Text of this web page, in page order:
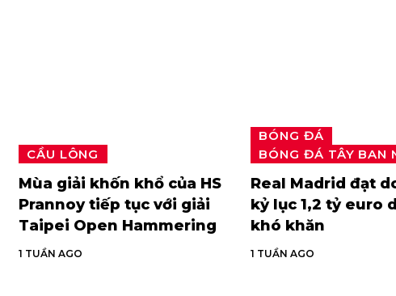
CẦU LÔNG
Mùa giải khốn khổ của HS
Prannoy tiếp tục với giải
Taipei Open Hammering
1 TUẦN AGO
BÓNG ĐÁ
BÓNG ĐÁ TÂY BAN
Real Madrid đạt
kỷ lục 1,2 tỷ euro
khó khăn
1 TUẦN AGO